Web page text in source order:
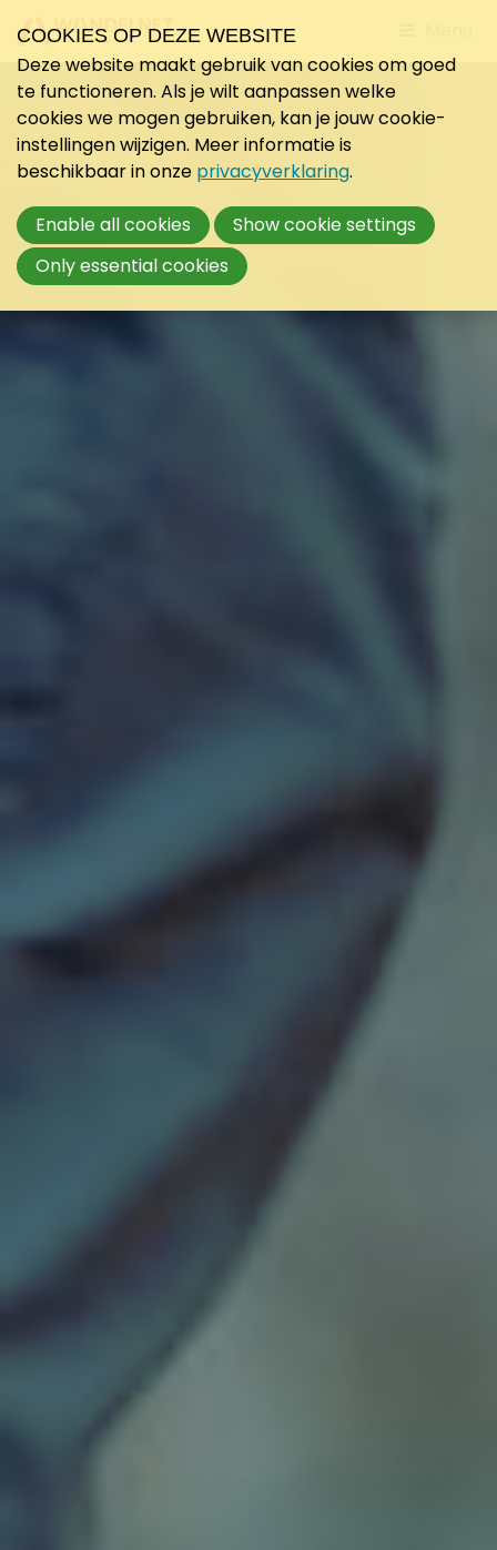
to
COOKIES OP DEZE WEBSITE
Deze website maakt gebruik van cookies om goed
te functioneren. Als je wilt aanpassen welke
cookies we mogen gebruiken, kan je jouw cookie-
instellingen wijzigen. Meer informatie is
beschikbaar in onze privacyverklaring.
Enable all cookies
Show cookie settings
Only essential cookies